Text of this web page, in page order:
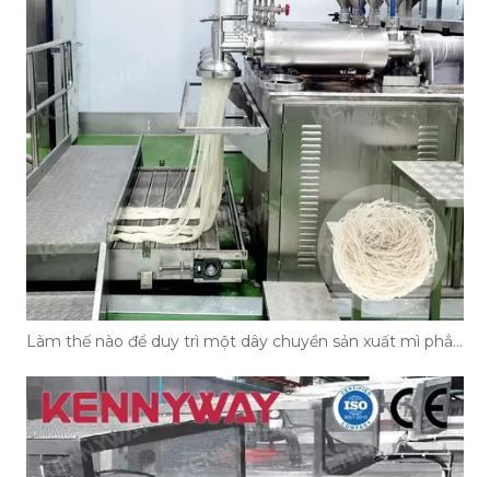
Làm thế nào để duy trì một dây chuyền sản xuất mì phẳng?